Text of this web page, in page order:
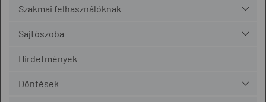
Szakmai felhasználóknak
Sajtószoba
Hirdetmények
Döntések